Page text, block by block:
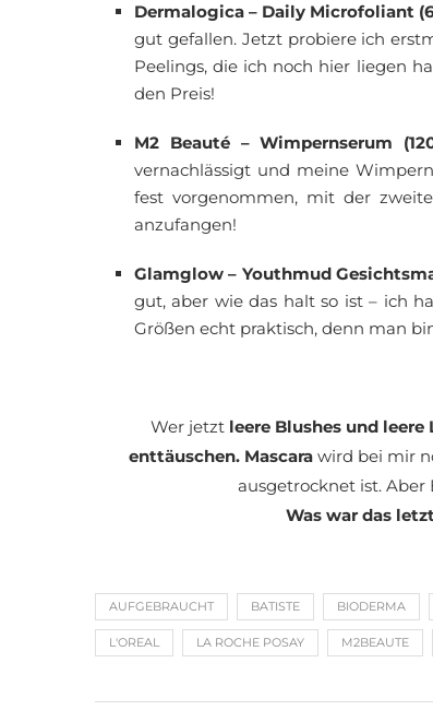
Dermalogica – Daily Microfoliant
gut gefallen. Jetzt probiere ich
Peelings, die ich noch hier liegen
den Preis!
M2 Beauté – Wimpernserum
vernachlässigt und meine
fest vorgenommen, mit der
anzufangen!
Glamglow – Youthmud
gut, aber wie das halt so ist – ich
Größen echt praktisch, denn man
Wer jetzt leere Blushes und
enttäuschen. Mascara wird bei mir
ausgetrocknet ist. Aber
Was war das
AUFGEBRAUCHT BATISTE BIODERMA
L'OREAL LA ROCHE POSAY M2BEAUTE